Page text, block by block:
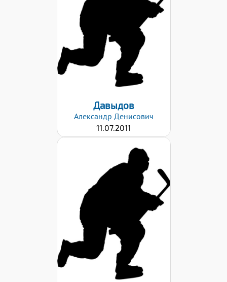
Давыдов
Александр Денисович
11.07.2011